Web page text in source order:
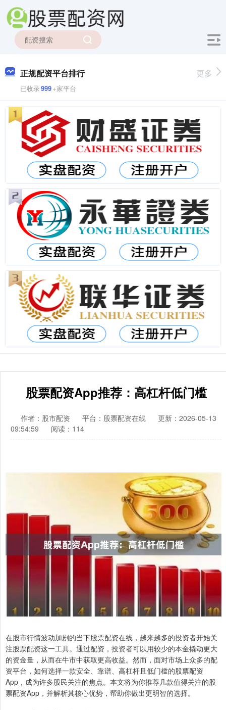
正规配资平台排行
已收录999+家平台
更多
股票配资App推荐：高杠杆低门槛
作者：股市配资 平台：股票配资在线
更新：2026-05-13
09:54:59
阅读：114
在股市行情波动加剧的当下股票配资在线，越来越多的投资者开始关
注股票配资这一工具。通过配资，投资者可以用较少的本金撬动更大
的资金量，从而在牛市中获取更高收益。然而，面对市场上众多的配
资平台，如何选择一款安全、靠谱、高杠杆且低门槛的股票配资
App，成为许多股民关注的焦点。本文将为你推荐几款值得关注的股
票配资App，并解析其核心优势，帮助你做出更明智的选择。